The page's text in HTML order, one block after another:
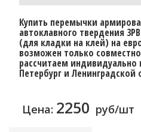
Купить перемычки
автоклавного твердения
(для кладки на клей) на
возможен только
рассчитаем индивидуально
Петербург и Ленинградской
Цена: 2250 руб/шт